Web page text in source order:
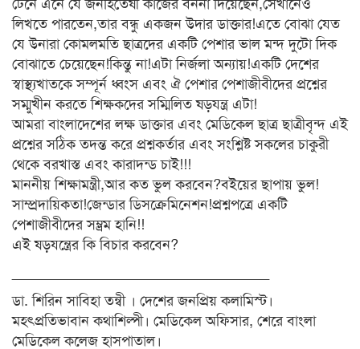
টেনে এনে যে জনহিতৈষী কাজের বর্ননা দিয়েছেন,সেখানেও
লিখতে পারতেন,তার বন্ধু একজন উদার ডাক্তার!এতে বোঝা যেত
যে উনারা কোমলমতি ছাত্রদের একটি পেশার ভাল মন্দ দুটো দিক
বোঝাতে চেয়েছেন!কিন্তু না!এটা নির্জলা অন্যায়!একটি দেশের
স্বাস্থ্যখাতকে সম্পূর্ন ধ্বংস এবং ঐ পেশার পেশাজীবীদের প্রশ্নের
সম্মুখীন করতে শিক্ষকদের সম্মিলিত ষড়যন্ত্র এটা!
আমরা বাংলাদেশের লক্ষ ডাক্তার এবং মেডিকেল ছাত্র ছাত্রীবৃন্দ এই
প্রশ্নের সঠিক তদন্ত করে প্রশ্নকর্তার এবং সংশ্লিষ্ট সকলের চাকুরী
থেকে বরখাস্ত এবং কারাদন্ড চাই!!!
মাননীয় শিক্ষামন্ত্রী,আর কত ভুল করবেন?বইয়ের ছাপায় ভুল!
সাম্প্রদায়িকতা!জেন্ডার ডিসক্রেমিনেশন!প্রশ্নপত্রে একটি
পেশাজীবীদের সম্ভ্রম হানি!!
এই ষড়যন্ত্রের কি বিচার করবেন?
ডা. শিরিন সাবিহা তন্বী । দেশের জনপ্রিয় কলামিস্ট।
মহৎপ্রতিভাবান কথাশিল্পী। মেডিকেল অফিসার, শেরে বাংলা
মেডিকেল কলেজ হাসপাতাল।